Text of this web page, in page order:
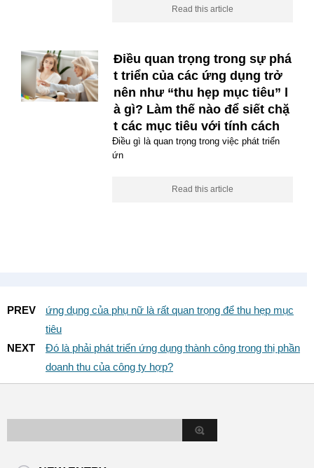
Read this article
Điều quan trọng trong sự phá
t triển của các ứng dụng trở
nên như “thu hẹp mục tiêu” l
à gì? Làm thế nào để siết chặ
t các mục tiêu với tính cách
Điều gì là quan trọng trong việc phát triển
ứn
Read this article
PREV
ứng dụng của phụ nữ là rất quan trọng để thu hẹp mục
tiêu
NEXT
Đó là phải phát triển ứng dụng thành công trong thị phần
doanh thu của công ty hợp?